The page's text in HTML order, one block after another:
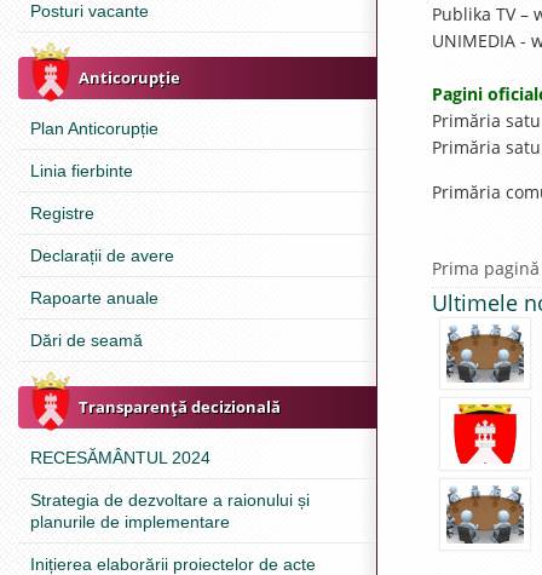
Posturi vacante
Anticorupție
Plan Anticorupție
Linia fierbinte
Registre
Declarații de avere
Rapoarte anuale
Dări de seamă
Transparenţă decizională
RECESĂMÂNTUL 2024
Strategia de dezvoltare a raionului și
planurile de implementare
Inițierea elaborării proiectelor de acte
Publika TV –
UNIMEDIA -
Pagini
Primăria
Primăria
Primăria
Prima pagină
Ultimele